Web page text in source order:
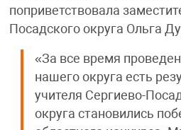
поприветствовала
Посадского округа Ольга
«За все время
нашего округа есть
учителя Сергиево-
округа становились